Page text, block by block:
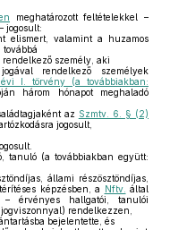
meghatározott feltételekkel –
jogosult:
elismert, valamint a huzamos
rendelkező személy, aki
rendelkező személyek
I. törvény (a továbbiakban:
három hónapot meghaladó
az Szmtv. 6. § (2)
jogosult,
tanuló (a továbbiakban együtt:
állami részösztöndíjas,
képzésben, a Nftv. által
– érvényes hallgatói, tanulói
rendelkezzen,
bejelentette, és